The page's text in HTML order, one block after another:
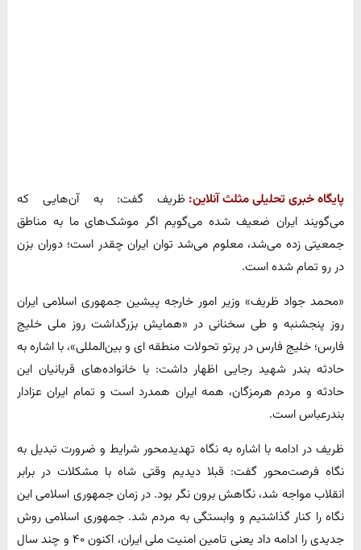
پایگاه خبری تحلیلی مثلث آنلاین: ظریف گفت: به آن‌هایی که
می‌گویند ایران ضعیف شده می‌گویم اگر موشک‌های ما به مناطق
جمعیتی زده می‌شد، معلوم می‌شد توان ایران چقدر است؛ دوران بزن
در رو تمام شده است.
«محمد جواد ظریف» وزیر امور خارجه پیشین جمهوری اسلامی ایران
روز پنجشنبه و طی سخنانی در «همایش بزرگداشت روز ملی خلیج
فارس؛ خلیج فارس در پرتو تحولات منطقه ای و بین‌المللی»، با اشاره به
حادثه بندر شهید رجایی اظهار داشت‌: با خانواده‌های قربانیان این
حادثه و مردم هرمزگان، همه ایران همدرد است و تمام ایران عزادار
بندرعباس است.
ظریف در ادامه با اشاره به نگاه تهدیدمحور شرایط و ضرورت تبدیل به
نگاه فرصت‌محور گفت: قبلا دیدیم وقتی شاه با مشکلات در برابر
انقلاب مواجه شد، نگاهش برون نگر بود. در زمان جمهوری اسلامی این
نگاه را کنار گذاشتیم و وابستگی به مردم شد. جمهوری اسلامی روش
جدیدی را ادامه داد یعنی تامین امنیت ملی ایران، اکنون ۴۰ و چند سال